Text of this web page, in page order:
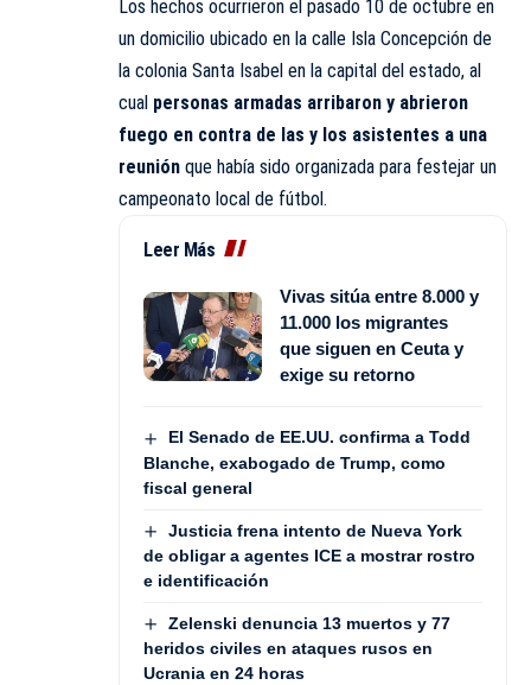
Los hechos ocurrieron el pasado 10 de octubre en
un domicilio ubicado en la calle Isla Concepción de
la colonia Santa Isabel en la capital del estado, al
cual personas armadas arribaron y abrieron
fuego en contra de las y los asistentes a una
reunión que había sido organizada para festejar un
campeonato local de fútbol.
Leer Más
Vivas sitúa entre 8.000 y
11.000 los migrantes
que siguen en Ceuta y
exige su retorno
El Senado de EE.UU. confirma a Todd
Blanche, exabogado de Trump, como
fiscal general
Justicia frena intento de Nueva York
de obligar a agentes ICE a mostrar rostro
e identificación
Zelenski denuncia 13 muertos y 77
heridos civiles en ataques rusos en
Ucrania en 24 horas